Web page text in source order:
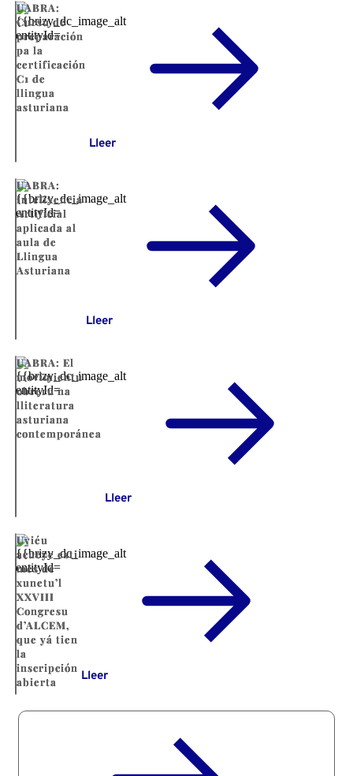
UABRA:
Cursu de
preparación
pa la
certificación
C1 de
llingua
asturiana
Lleer
UABRA:
Intelixencia
Artificial
aplicada al
aula de
Llingua
Asturiana
Lleer
UABRA: El
movimientu
obreru na
lliteratura
asturiana
contemporánea
Lleer
Uviéu
acueye esti
mes de
xunetu’l
XXVIII
Congresu
d’ALCEM,
que yá tien
la
inscripción
abierta
Lleer